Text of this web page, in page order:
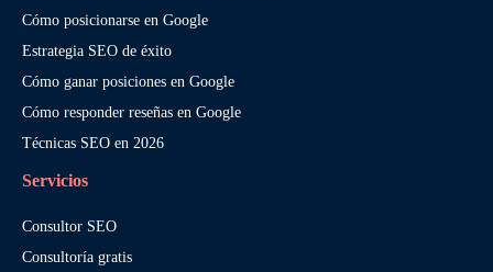
Cómo posicionarse en Google
Estrategia SEO de éxito
Cómo ganar posiciones en Google
Cómo responder reseñas en Google
Técnicas SEO en 2026
Servicios
Consultor SEO
Consultoría gratis